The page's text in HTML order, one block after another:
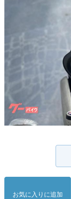
お気に入りに追加